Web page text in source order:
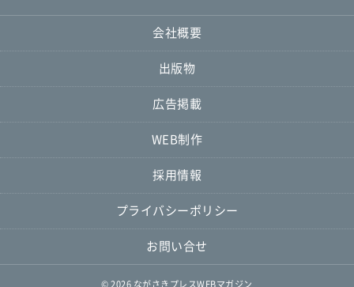
会社概要
出版物
広告掲載
WEB制作
採用情報
プライバシーポリシー
お問い合せ
© 2026 ながさきプレスWEBマガジン